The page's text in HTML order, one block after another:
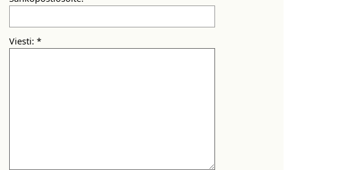
Viesti: